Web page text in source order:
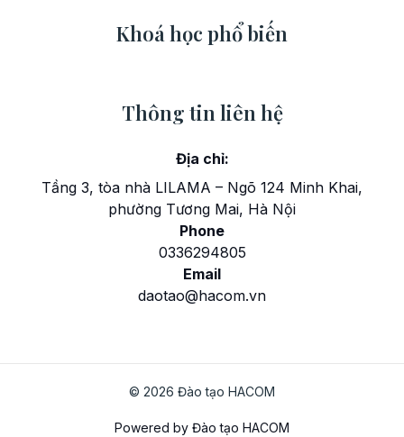
Khoá học phổ biến
Thông tin liên hệ
Địa chỉ:
Tầng 3, tòa nhà LILAMA – Ngõ 124 Minh Khai,
phường Tương Mai, Hà Nội
Phone
0336294805
Email
daotao@hacom.vn
© 2026 Đào tạo HACOM
Powered by Đào tạo HACOM